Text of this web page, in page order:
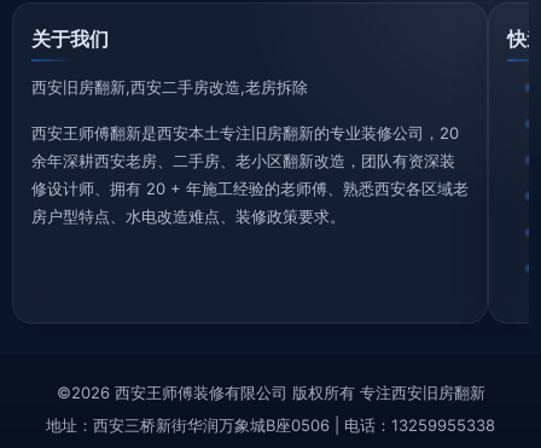
关于我们
西安旧房翻新,西安二手房改造,老房拆除
西安王师傅翻新是西安本土专注旧房翻新的专业装修公司，20
余年深耕西安老房、二手房、老小区翻新改造，团队有资深装
修设计师、拥有 20 + 年施工经验的老师傅、熟悉西安各区域老
房户型特点、水电改造难点、装修政策要求。
快
©2026 西安王师傅装修有限公司 版权所有 专注西安旧房翻新
地址：西安三桥新街华润万象城B座0506 | 电话：13259955338